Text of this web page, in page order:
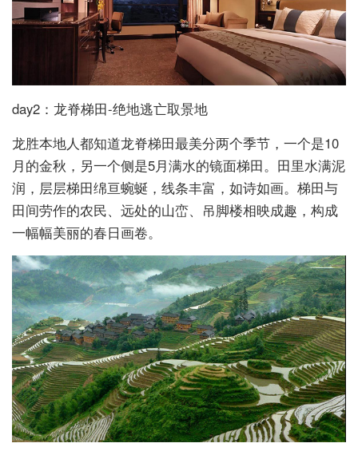
day2：龙脊梯田-绝地逃亡取景地
龙胜本地人都知道龙脊梯田最美分两个季节，一个是10
月的金秋，另一个侧是5月满水的镜面梯田。田里水满泥
润，层层梯田绵亘蜿蜒，线条丰富，如诗如画。梯田与
田间劳作的农民、远处的山峦、吊脚楼相映成趣，构成
一幅幅美丽的春日画卷。